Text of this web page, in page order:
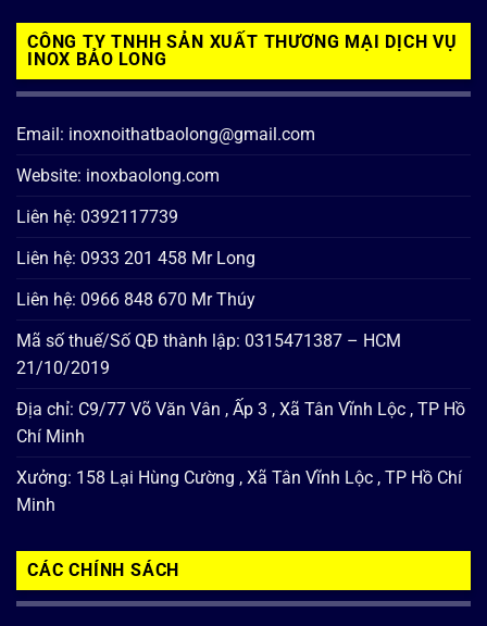
CÔNG TY TNHH SẢN XUẤT THƯƠNG MẠI DỊCH VỤ
INOX BẢO LONG
Email: inoxnoithatbaolong@gmail.com
Website: inoxbaolong.com
Liên hệ: 0392117739
Liên hệ: 0933 201 458 Mr Long
Liên hệ: 0966 848 670 Mr Thúy
Mã số thuế/Số QĐ thành lập: 0315471387 – HCM
21/10/2019
Địa chỉ: C9/77 Võ Văn Vân , Ấp 3 , Xã Tân Vĩnh Lộc , TP Hồ
Chí Minh
Xưởng: 158 Lại Hùng Cường , Xã Tân Vĩnh Lộc , TP Hồ Chí
Minh
CÁC CHÍNH SÁCH